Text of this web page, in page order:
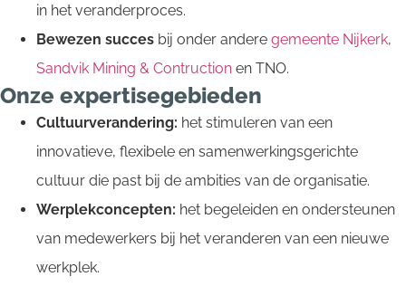
in het veranderproces.
Bewezen succes bij onder andere gemeente Nijkerk,
Sandvik Mining & Contruction en TNO.
Onze expertisegebieden
Cultuurverandering: het stimuleren van een
innovatieve, flexibele en samenwerkingsgerichte
cultuur die past bij de ambities van de organisatie.
Werplekconcepten: het begeleiden en ondersteunen
van medewerkers bij het veranderen van een nieuwe
werkplek.